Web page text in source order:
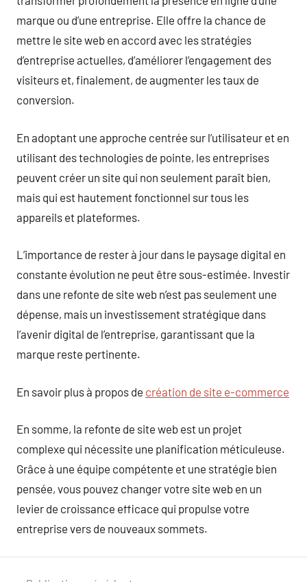
marque ou d’une entreprise. Elle offre la chance de
mettre le site web en accord avec les stratégies
d’entreprise actuelles, d’améliorer l’engagement des
visiteurs et, finalement, de augmenter les taux de
conversion.
En adoptant une approche centrée sur l’utilisateur et en
utilisant des technologies de pointe, les entreprises
peuvent créer un site qui non seulement paraît bien,
mais qui est hautement fonctionnel sur tous les
appareils et plateformes.
L’importance de rester à jour dans le paysage digital en
constante évolution ne peut être sous-estimée. Investir
dans une refonte de site web n’est pas seulement une
dépense, mais un investissement stratégique dans
l’avenir digital de l’entreprise, garantissant que la
marque reste pertinente.
En savoir plus à propos de création de site e-commerce
En somme, la refonte de site web est un projet
complexe qui nécessite une planification méticuleuse.
Grâce à une équipe compétente et une stratégie bien
pensée, vous pouvez changer votre site web en un
levier de croissance efficace qui propulse votre
entreprise vers de nouveaux sommets.